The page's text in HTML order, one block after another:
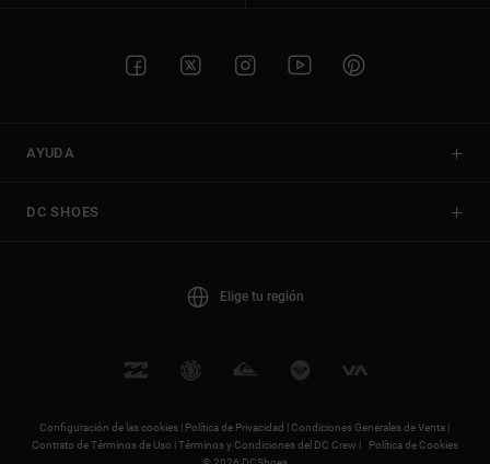
AYUDA
DC SHOES
Elige tu región
Configuración de las cookies | Política de Privacidad |Condiciones Generales de Venta |
Contrato de Términos de Uso |Términos y Condiciones del DC Crew |
Política de Cookies